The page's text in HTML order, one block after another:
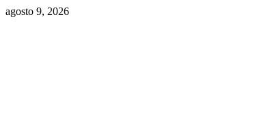
Saltar
agosto 9, 2026